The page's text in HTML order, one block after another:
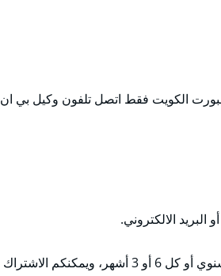
الكويت فقط اتصل تلفون وكيل بي ان
الالكتروني.
خدمة تجديد اشتراك بي ان سبورت حيث يمكنكم من الاشتراك بشكل سنوي أو كل 6 أو 3 أشهر، ويمكنكم الاشتراك